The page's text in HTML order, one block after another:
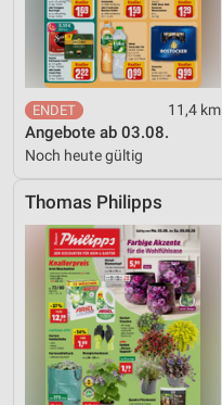
11,4 km
Angebote ab 03.08.
Noch heute gültig
Thomas Philipps